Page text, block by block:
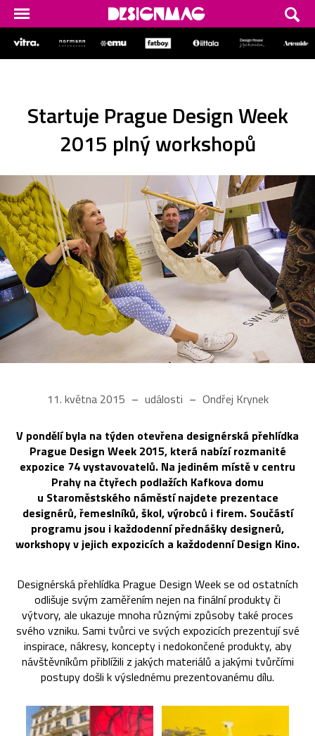
Startuje Prague Design Week
2015 plný workshopů
11. května 2015 události Ondřej Krynek
V pondělí byla na týden otevřena designérská přehlídka
Prague Design Week 2015, která nabízí rozmanité
expozice 74 vystavovatelů. Na jediném místě v centru
Prahy na čtyřech podlažích Kafkova domu
u Staroměstského náměstí najdete prezentace
designérů, řemeslníků, škol, výrobců i firem. Součástí
programu jsou i každodenní přednášky designerů,
workshopy v jejich expozicích a každodenní Design Kino.
Designérská přehlídka Prague Design Week se od ostatních
odlišuje svým zaměřením nejen na finální produkty či
výtvory, ale ukazuje mnoha různými způsoby také proces
svého vzniku. Sami tvůrci ve svých expozicích prezentují své
inspirace, nákresy, koncepty i nedokončené produkty, aby
návštěvníkům přiblížili z jakých materiálů a jakými tvůrčími
postupy došli k výslednému prezentovanému dílu.